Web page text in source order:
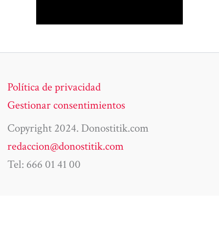
Política de privacidad
Gestionar consentimientos
Copyright 2024. Donostitik.com
redaccion@donostitik.com
Tel: 666 01 41 00